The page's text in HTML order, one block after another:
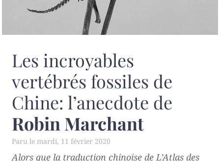
Les incroyables
vertébrés fossiles de
Chine: l’anecdote de
Robin Marchant
mardi, 11 février 2020
Alors que la traduction chinoise de L’Atlas des